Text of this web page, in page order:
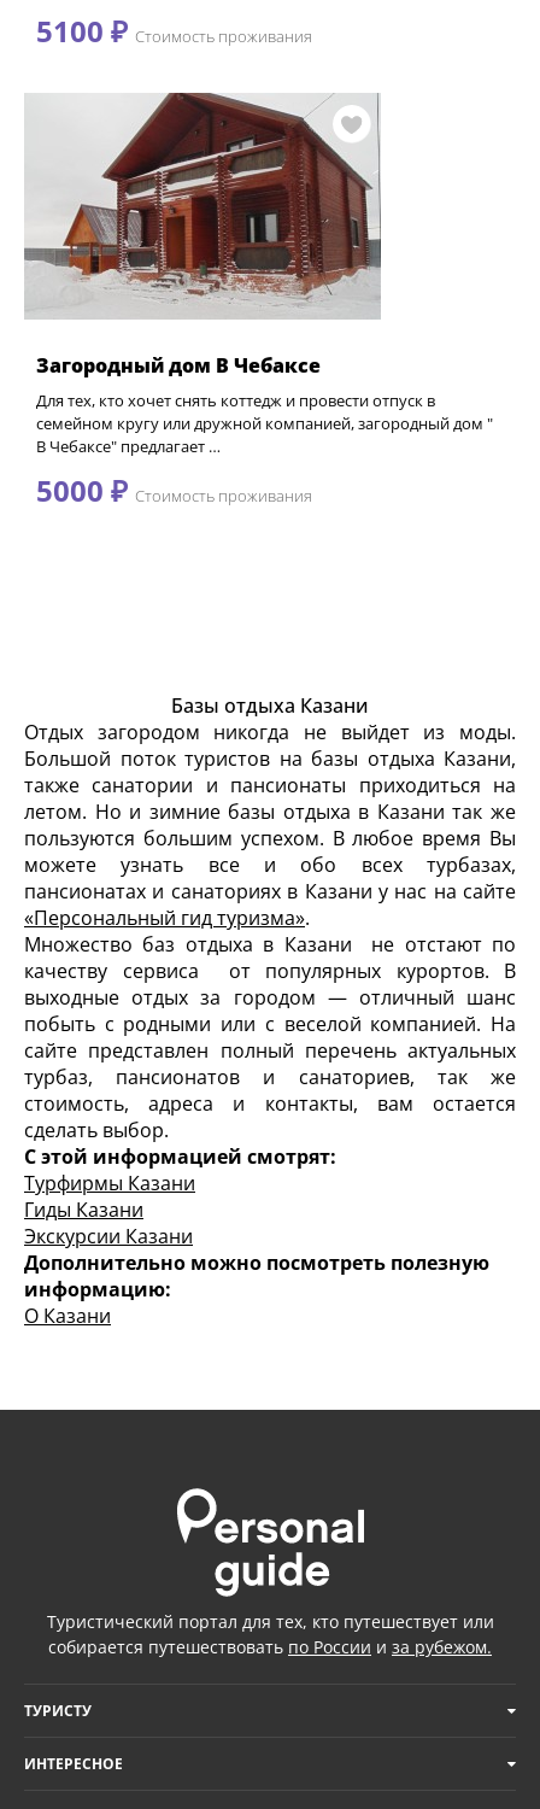
5100 ₽ Стоимость проживания
Загородный дом В Чебаксе
Для тех, кто хочет снять коттедж и провести отпуск в
семейном кругу или дружной компанией, загородный дом "
В Чебаксе" предлагает …
5000 ₽ Стоимость проживания
Базы отдыха Казани
Отдых загородом никогда не выйдет из моды.
Большой поток туристов на базы отдыха Казани,
также санатории и пансионаты приходиться на
летом. Но и зимние базы отдыха в Казани так же
пользуются большим успехом. В любое время Вы
можете узнать все и обо всех турбазах,
пансионатах и санаториях в Казани у нас на сайте
«Персональный гид туризма».
Множество баз отдыха в Казани не отстают по
качеству сервиса от популярных курортов. В
выходные отдых за городом — отличный шанс
побыть с родными или с веселой компанией. На
сайте представлен полный перечень актуальных
турбаз, пансионатов и санаториев, так же
стоимость, адреса и контакты, вам остается
сделать выбор.
С этой информацией смотрят:
Турфирмы Казани
Гиды Казани
Экскурсии Казани
Дополнительно можно посмотреть полезную
информацию:
О Казани
Туристический портал для тех, кто путешествует или
собирается путешествовать по России и за рубежом.
ТУРИСТУ
ИНТЕРЕСНОЕ